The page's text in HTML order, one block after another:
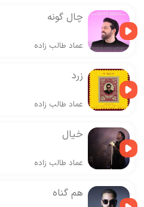
چال گونه
عماد طالب زاده
زرد
عماد طالب زاده
خیال
عماد طالب زاده
هم گناه